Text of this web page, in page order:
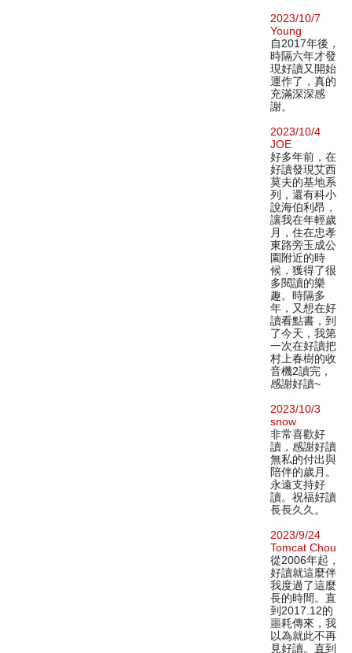
2023/10/7
Young
自2017年後，
時隔六年才發
現好讀又開始
運作了，真的
充滿深深感
謝。
2023/10/4
JOE
好多年前，在
好讀發現艾西
莫夫的基地系
列，還有科小
說海伯利昂，
讓我在年輕歲
月，住在忠孝
東路旁玉成公
園附近的時
候，獲得了很
多閱讀的樂
趣。時隔多
年，又想在好
讀看點書，到
了今天，我第
一次在好讀把
村上春樹的收
音機2讀完，
感謝好讀~
2023/10/3
snow
非常喜歡好
讀，感謝好讀
無私的付出與
陪伴的歲月。
永遠支持好
讀。祝福好讀
長長久久。
2023/9/24
Tomcat Chou
從2006年起，
好讀就這麼伴
我度過了這麼
長的時間。直
到2017.12的
噩耗傳來，我
以為就此不再
見好讀。直到